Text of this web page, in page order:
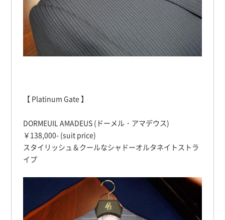
【 Platinum Gate 】
DORMEUIL AMADEUS (ドーメル・アマデウス)
￥138,000- (suit price)
スタイリッシュ＆クールなシャドーオルタネイトストラ
イプ